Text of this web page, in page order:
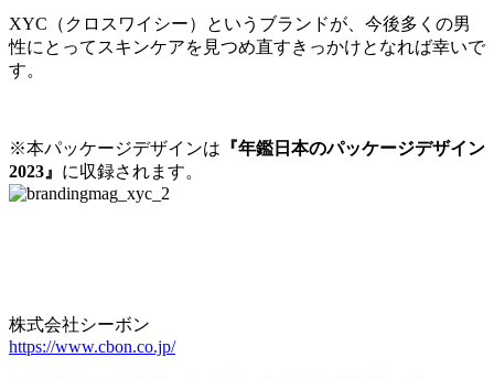
XYC（クロスワイシー）というブランドが、今後多くの男
性にとってスキンケアを見つめ直すきっかけとなれば幸いで
す。
※本パッケージデザインは 『年鑑日本のパッケージデザイン
2023』 に収録されます。
株式会社シーボン
https://www.cbon.co.jp/